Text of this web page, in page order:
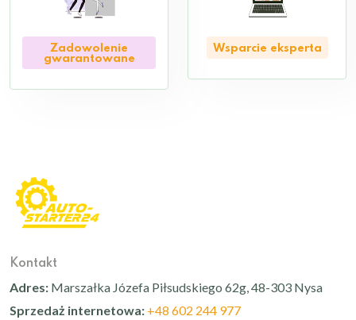
Zadowolenie
gwarantowane
Wsparcie eksperta
Kontakt
Adres: Marszałka Józefa Piłsudskiego 62g, 48-303 Nysa
Sprzedaż internetowa: +48 602 244 977